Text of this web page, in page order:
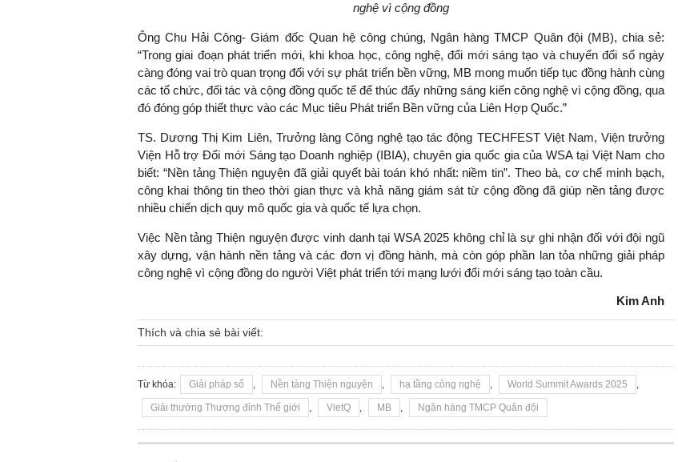
nghệ vì cộng đồng
Ông Chu Hải Công- Giám đốc Quan hệ công chúng, Ngân hàng TMCP Quân đội (MB), chia sẻ:
“Trong giai đoạn phát triển mới, khi khoa học, công nghệ, đổi mới sáng tạo và chuyển đổi số ngày
càng đóng vai trò quan trọng đối với sự phát triển bền vững, MB mong muốn tiếp tục đồng hành cùng
các tổ chức, đối tác và cộng đồng quốc tế để thúc đẩy những sáng kiến công nghệ vì cộng đồng, qua
đó đóng góp thiết thực vào các Mục tiêu Phát triển Bền vững của Liên Hợp Quốc.”
TS. Dương Thị Kim Liên, Trưởng làng Công nghệ tạo tác động TECHFEST Việt Nam, Viện trưởng
Viện Hỗ trợ Đổi mới Sáng tạo Doanh nghiệp (IBIA), chuyên gia quốc gia của WSA tại Việt Nam cho
biết: “Nền tảng Thiện nguyện đã giải quyết bài toán khó nhất: niềm tin”. Theo bà, cơ chế minh bạch,
công khai thông tin theo thời gian thực và khả năng giám sát từ cộng đồng đã giúp nền tảng được
nhiều chiến dịch quy mô quốc gia và quốc tế lựa chọn.
Việc Nền tảng Thiện nguyện được vinh danh tại WSA 2025 không chỉ là sự ghi nhận đối với đội ngũ
xây dựng, vận hành nền tảng và các đơn vị đồng hành, mà còn góp phần lan tỏa những giải pháp
công nghệ vì cộng đồng do người Việt phát triển tới mạng lưới đổi mới sáng tạo toàn cầu.
Kim Anh
Thích và chia sẻ bài viết:
Từ khóa: Giải pháp số , Nền tảng Thiện nguyện , hạ tầng công nghệ , World Summit Awards 2025 ,
Giải thưởng Thượng đỉnh Thế giới , VietQ , MB , Ngân hàng TMCP Quân đội